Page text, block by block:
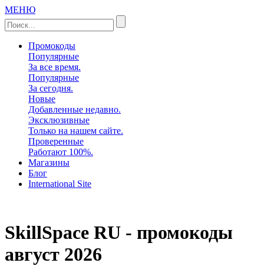
МЕНЮ
Промокоды
Популярные
За все время.
Популярные
За сегодня.
Новые
Добавленные недавно.
Эксклюзивные
Только на нашем сайте.
Проверенные
Работают 100%.
Магазины
Блог
International Site
SkillSpace RU - промокоды
август 2026